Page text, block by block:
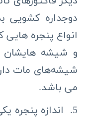
دوجداره کشویی
انواع پنجره
و شیشه هایشان
شیشه‌های مات
می باشد.
5. اندازه پنجره